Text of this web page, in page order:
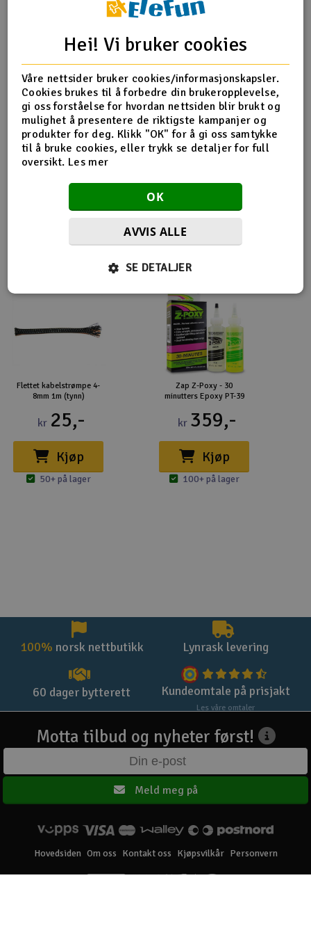
Radioutstyr
Raketter
Smarthjem, lek & hobby
Solenergi
Sparkesykler & elkjøretøy
Verktøy, utstyr & tilbehør
Produktinfo Tips en venn Anmeldelser
Produktinformasjon
Karbonplate 250x400x2.5mm - Bronto
Flere så også på
Flettet kabelstrømpe 4-
8mm 1m (tynn)
kr 25,-
Kjøp
50+ på lager
Zap Z-Poxy - 30
minutters Epoxy PT-39
kr 359,-
Kjøp
100+ på lager
100% norsk nettbutikk Lynrask levering
60 dager bytterett Kundeomtale på prisjakt
Les våre omtaler
Motta tilbud og nyheter først!
Meld meg på
Hovedsiden Om oss Kontakt oss Kjøpsvilkår Personvern
Hei! Vi bruker cookies
Våre nettsider bruker cookies/informasjonskapsler.
Cookies brukes til å forbedre din brukeropplevelse,
gi oss forståelse for hvordan nettsiden blir brukt og
mulighet å presentere de riktigste kampanjer og
produkter for deg. Klikk "OK" for å gi oss samtykke
til å bruke cookies, eller trykk se detaljer for full
oversikt. Les mer
OK
AVVIS ALLE
SE DETALJER